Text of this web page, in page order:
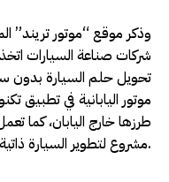
وذكر موقع “موتور
شركات صناعة السيارات
تحويل حلم السيارة بدون
موتور اليابانية في تطبيق
طرزها خارج اليابان، كما
مشروع لتطوير السيارة ذاتية القيادة.